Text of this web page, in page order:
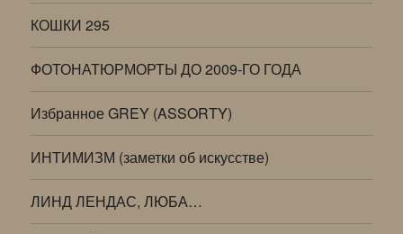
КОШКИ 295
ФОТОНАТЮРМОРТЫ ДО 2009-ГО ГОДА
Избранное GREY (ASSORTY)
ИНТИМИЗМ (заметки об искусстве)
ЛИНД ЛЕНДАС, ЛЮБА…